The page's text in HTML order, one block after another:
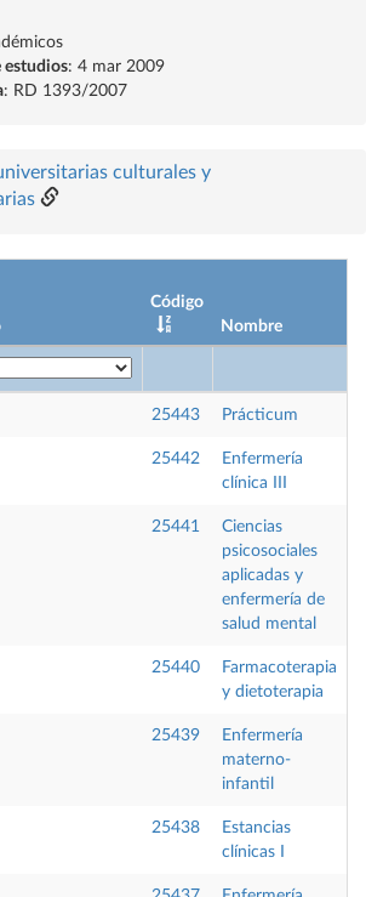
estudios: 4 mar 2009
: RD 1393/2007
culturales y
Código
Nombre
25443 Prácticum
25442
Enfermería
clínica III
25441
Ciencias
psicosociales
aplicadas y
enfermería de
salud mental
25440
Farmacoterapia
y dietoterapia
25439
Enfermería
materno-
infantil
25438
Estancias
clínicas I